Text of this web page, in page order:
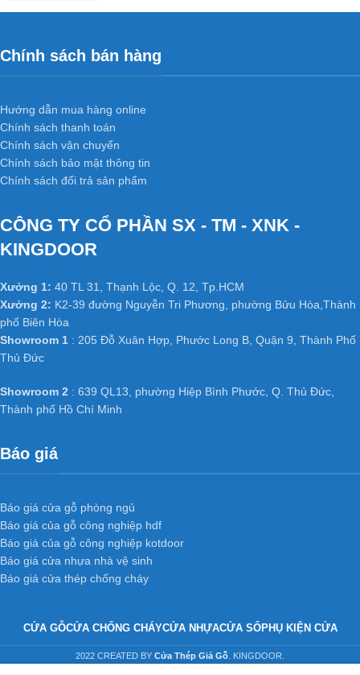
Chính sách bán hàng
Hướng dẫn mua hàng online
Chính sách thanh toán
Chính sách vận chuyển
Chính sách bảo mật thông tin
Chính sách đổi trả sản phẩm
CÔNG TY CỔ PHẦN SX - TM - XNK -
KINGDOOR
Xưởng 1: 40 TL 31, Thạnh Lộc, Q. 12, Tp.HCM
Xưởng 2: K2-39 đường Nguyễn Tri Phương, phường Bửu Hòa,Thành
phố Biên Hòa
Showroom 1 : 205 Đỗ Xuân Hợp, Phước Long B, Quận 9, Thành Phố
Thủ Đức
Showroom 2 : 639 QL13, phường Hiệp Bình Phước, Q. Thủ Đức,
Thành phố Hồ Chí Minh
Báo giá
Báo giá cửa gỗ phòng ngủ
Báo giá của gỗ công nghiệp hdf
Báo giá của gỗ công nghiệp kotdoor
Báo giá cửa nhựa nhà vệ sinh
Báo giá cửa thép chống cháy
CỬA GỖCỬA CHỐNG CHÁYCỬA NHỰACỬA SỔPHỤ KIỆN CỬA
2022 CREATED BY Cửa Thép Giả Gỗ . KINGDOOR.